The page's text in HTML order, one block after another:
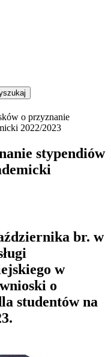
o przyznanie
2022/2023
stypendiów
br. w
w
o
studentów na